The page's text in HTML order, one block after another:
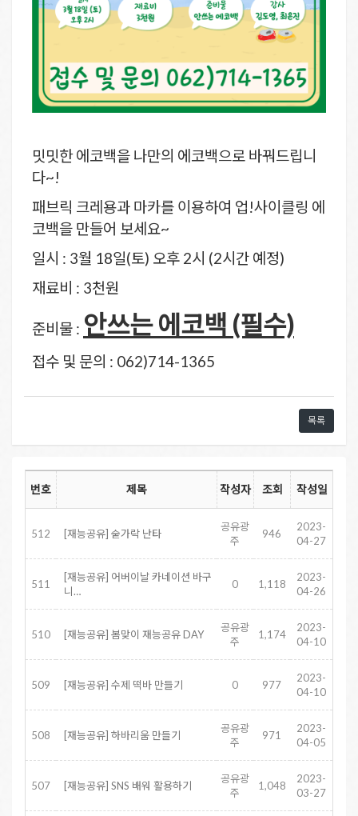
밋밋한 에코백을 나만의 에코백으로 바꿔드립니
다~!
패브릭 크레용과 마카를 이용하여 업!사이클링 에
코백을 만들어 보세요~
일시 : 3월 18일(토) 오후 2시 (2시간 예정)
재료비 : 3천원
준비물 : 안쓰는 에코백 (필수)
접수 및 문의 : 062)714-1365
목록
번호 제목 작성자 조회 작성일
512 [재능공유] 숟가락 난타
공유광
주
946
2023-
04-27
511
[재능공유] 어버이날 카네이션 바구
니…
0 1,118
2023-
04-26
510 [재능공유] 봄맞이 재능공유 DAY
공유광
주
1,174
2023-
04-10
509 [재능공유] 수제 떡바 만들기 0 977
2023-
04-10
508 [재능공유] 하바리움 만들기
공유광
주
971
2023-
04-05
507 [재능공유] SNS 배워 활용하기
공유광
주
1,048
2023-
03-27